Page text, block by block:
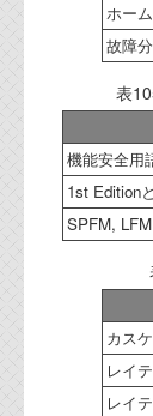
ホー
故障
表
機能安全用
1st Edition
SPFM,
カス
レイ
レイ